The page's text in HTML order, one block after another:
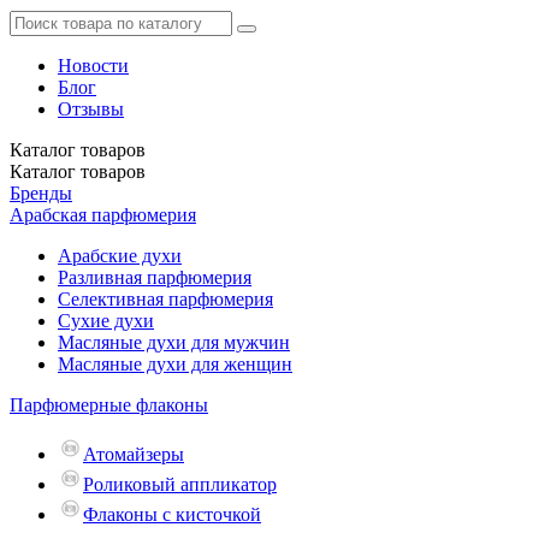
Новости
Блог
Отзывы
Каталог товаров
Каталог товаров
Бренды
Арабская парфюмерия
Арабские духи
Разливная парфюмерия
Селективная парфюмерия
Сухие духи
Масляные духи для мужчин
Масляные духи для женщин
Парфюмерные флаконы
Атомайзеры
Роликовый аппликатор
Флаконы с кисточкой